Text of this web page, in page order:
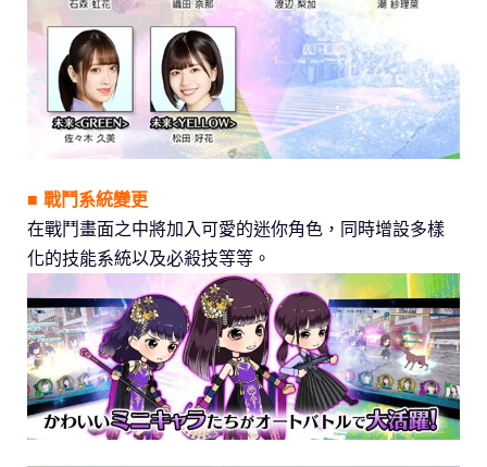
■ 戰鬥系統變更
在戰鬥畫面之中將加入可愛的迷你角色，同時增設多樣
化的技能系統以及必殺技等等。